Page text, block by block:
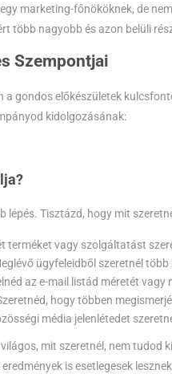
marketing-főnököknek, de
több nagyobb és azon belüli
Szempontjai
a gondos előkészületek
kidolgozásának:
lépés. Tisztázd, hogy mit
terméket vagy szolgáltatást
ügyfeleidből szeretnél több
az e-mail listád méretét vagy
hogy többen
média jelenlétedet
mit szeretnél, nem tudod
is esetlegesek